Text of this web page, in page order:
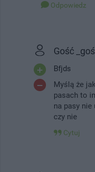
Odpowiedz
Gość
Bfjds
Myślą że
pasach to
na pasy
czy nie
Cytuj